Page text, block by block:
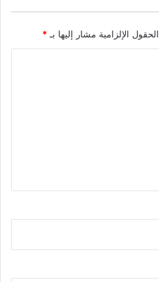
الحقول الإلزامية مشار إليها بـ *